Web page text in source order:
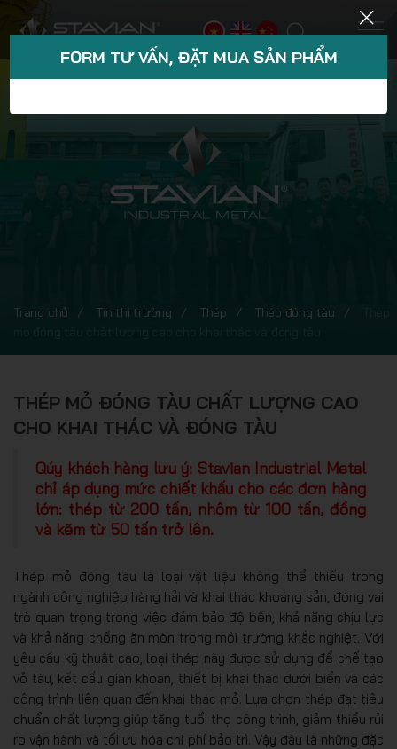
Trang chủ Tin thị trường Thép Thép đóng tàu
THÉP MỎ ĐÓNG TÀU CHẤT LƯỢNG CAO
CHO KHAI THÁC VÀ ĐÓNG TÀU
Qúy khách hàng lưu ý: Stavian Industrial Metal
chỉ áp dụng mức chiết khấu cho các đơn hàng
lớn: thép từ 200 tấn, nhôm từ 100 tấn, đồng
và kẽm từ 50 tấn trở lên.
Thép mỏ đóng tàu là loại vật liệu không thể thiếu trong
ngành công nghiệp hàng hải và khai thác khoáng sản, đóng vai
trò quan trọng trong việc đảm bảo độ bền, khả năng chịu lực
và khả năng chống ăn mòn trong môi trường khắc nghiệt. Với
yêu cầu kỹ thuật cao, loại thép này được sử dụng để chế tạo
vỏ tàu, kết cấu giàn khoan, thiết bị khai thác dưới biển và các
công trình liên quan đến khai thác mỏ. Lựa chọn thép đạt tiêu
chuẩn chất lượng giúp tăng tuổi thọ công trình, giảm thiểu rủi
ro vận hành và tối ưu hóa chi phí bảo trì. Vậy đâu là những đặc
FORM TƯ VẤN, ĐẶT MUA SẢN PHẨM